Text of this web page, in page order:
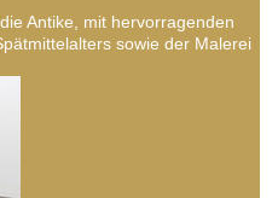
Antike, mit hervorragenden
sowie der Malerei